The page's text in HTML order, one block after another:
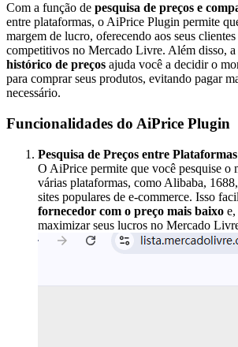
Com a função de pesquisa de preços e
entre plataformas, o AiPrice Plugin permite
margem de lucro, oferecendo aos seus
competitivos no Mercado Livre. Além disso,
histórico de preços ajuda você a decidir o
para comprar seus produtos, evitando pagar
necessário.
Funcionalidades do AiPrice Plugin
Pesquisa de Preços entre Plataformas
O AiPrice permite que você pesquise o
várias plataformas, como Alibaba,
sites populares de e-commerce. Isso
fornecedor com o preço mais baixo e,
maximizar seus lucros no Mercado